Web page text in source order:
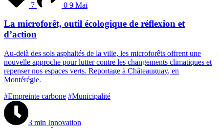
7 0 9 Mai
La microforêt, outil écologique de réflexion et
d’action
Au-delà des sols asphaltés de la ville, les microforêts offrent une
nouvelle approche pour lutter contre les changements climatiques et
repenser nos espaces verts. Reportage à Châteauguay, en
Montérégie.
#Empreinte carbone #Municipalité
3 min Innovation